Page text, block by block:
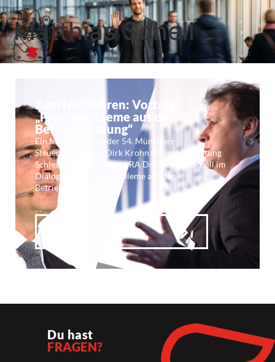
Matthias Schell
Zum Nachhören: Vortrag
„Praxisprobleme aus der
Betriebsprüfung“
Ein Mitschnitt von der 54. Münchner
Steuerfachtagung. Dirk Krohn (Finanzverwaltung
Schleswig-Holstein) und RA Dr. Matthias Schell im
Dialog über „Praxisprobleme aus der
Betriebsprüfung“.
…
Du hast
FRAGEN?